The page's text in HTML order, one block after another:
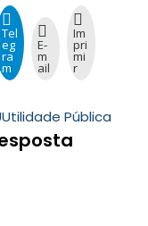
Tel
eg
ra
m
E-
m
ail
Im
pri
mi
r
Utilidade Pública